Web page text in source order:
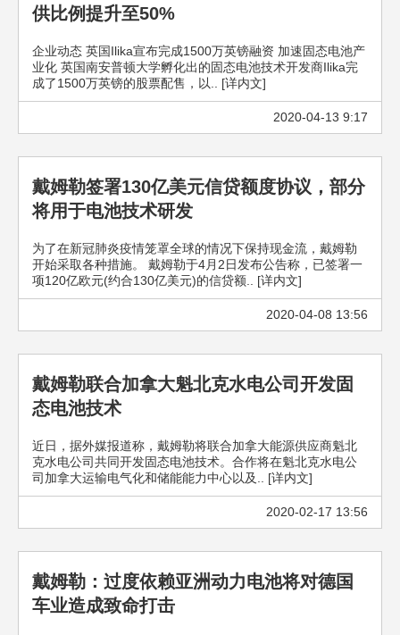
供比例提升至50%
企业动态 英国Ilika宣布完成1500万英镑融资 加速固态电池产
业化 英国南安普顿大学孵化出的固态电池技术开发商Ilika完
成了1500万英镑的股票配售，以.. [详内文]
2020-04-13 9:17
戴姆勒签署130亿美元信贷额度协议，部分
将用于电池技术研发
为了在新冠肺炎疫情笼罩全球的情况下保持现金流，戴姆勒
开始采取各种措施。 戴姆勒于4月2日发布公告称，已签署一
项120亿欧元(约合130亿美元)的信贷额.. [详内文]
2020-04-08 13:56
戴姆勒联合加拿大魁北克水电公司开发固
态电池技术
近日，据外媒报道称，戴姆勒将联合加拿大能源供应商魁北
克水电公司共同开发固态电池技术。合作将在魁北克水电公
司加拿大运输电气化和储能能力中心以及.. [详内文]
2020-02-17 13:56
戴姆勒：过度依赖亚洲动力电池将对德国
车业造成致命打击